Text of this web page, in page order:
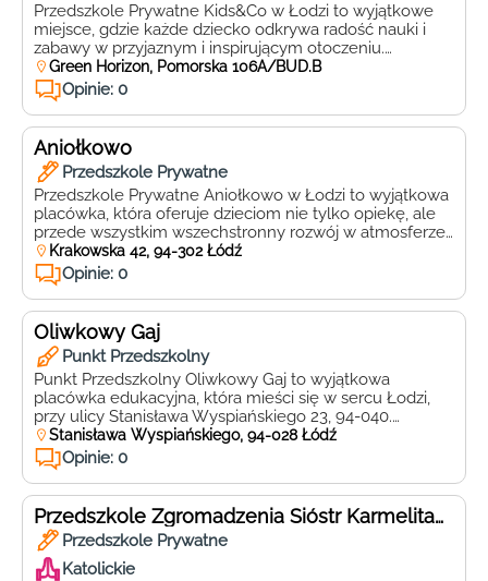
Przedszkole Prywatne Kids&Co w Łodzi to wyjątkowe
miejsce, gdzie każde dziecko odkrywa radość nauki i
zabawy w przyjaznym i inspirującym otoczeniu.
Usytuowane przy ulicy Pomorskiej 106A BUD.B, 91-402,
Łódź, placówka oferuje nowoczesne i bezpieczne
warunki, które sprzyjają wszechstronnemu rozwojowi
najmłodszych. Kids&Co to przedszkole, które stawia na
indywidualne podejście do każdego dziecka, dbając o
rozwijanie jego […]
Green Horizon, Pomorska 106A/BUD.B
Opinie: 0
Aniołkowo
Przedszkole Prywatne
Przedszkole Prywatne Aniołkowo w Łodzi to wyjątkowa
placówka, która oferuje dzieciom nie tylko opiekę, ale
przede wszystkim wszechstronny rozwój w atmosferze
pełnej ciepła i zrozumienia. Zlokalizowane przy ulicy
Krakowskiej 42, 94-302, Łódź, Aniołkowo jest miejscem,
gdzie każde dziecko czuje się wyjątkowe i kochane.
Aniołkowo wyróżnia się bogatą ofertą zajęć
dodatkowych, które wspierają rozwój intelektualny,
emocjonalny […]
Krakowska 42, 94-302 Łódź
Opinie: 0
Oliwkowy Gaj
Punkt Przedszkolny
Punkt Przedszkolny Oliwkowy Gaj to wyjątkowa
placówka edukacyjna, która mieści się w sercu Łodzi,
przy ulicy Stanisława Wyspiańskiego 23, 94-040.
Oliwkowy Gaj jest miejscem, gdzie każde dziecko może
rozwijać swoje talenty i pasje w atmosferze pełnej
ciepła, zrozumienia i wsparcia. Dzięki profesjonalnej i
wykwalifikowanej kadrze, przedszkole zapewnia
najwyższy poziom opieki i edukacji, dbając jednocześnie
o […]
Stanisława Wyspiańskiego, 94-028 Łódź
Opinie: 0
Przedszkole Zgromadzenia Sióstr Karmelitanek Dzieciątka Jezus
Przedszkole Prywatne
Katolickie